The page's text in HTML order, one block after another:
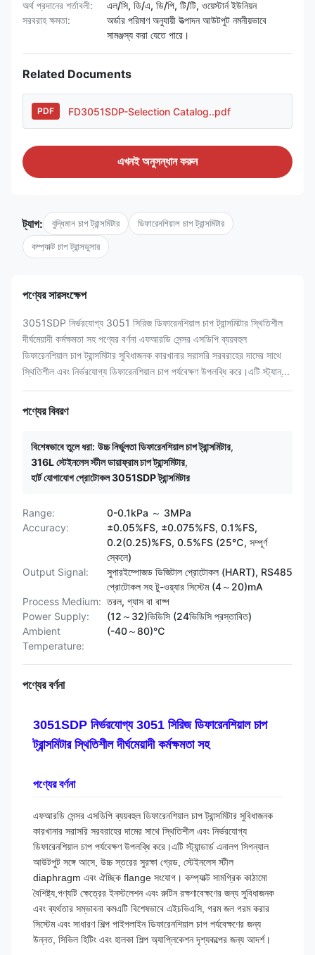
অর্থ প্রদানের শর্তাবলী:
এল/সি, ডি/এ, ডি/পি, টি/টি, ওয়েস্টার্ন ইউনিয়ন
সরবরাহ ক্ষমতা:
অর্ডার পরিমাণ অনুযায়ী উত্পাদন আউটপুট নমনীয়ভাবে
সামঞ্জস্য করা যেতে পারে।
Related Documents
PDF FD3051SDP-Selection Catalog..pdf
এখনই অনুসন্ধান করুন
ট্যাগ: বুদ্ধিমান চাপ ট্রান্সমিটার ডিফারেনশিয়াল চাপ ট্রান্সমিটার
কম্প্যাক্ট চাপ ট্রান্সডুসার
পণ্যের সারসংক্ষেপ
3051SDP নির্ভরযোগ্য 3051 সিরিজ ডিফারেনশিয়াল চাপ ট্রান্সমিটার স্থিতিশীল
দীর্ঘমেয়াদী কর্মক্ষমতা সহ পণ্যের বর্ণনা এফআরডি সেন্সর এসডিপি ব্যয়বহুল
ডিফারেনশিয়াল চাপ ট্রান্সমিটার সুবিধাজনক কারখানার সরাসরি সরবরাহের দামের সাথে
স্থিতিশীল এবং নির্ভরযোগ্য ডিফারেনশিয়াল চাপ পর্যবেক্ষণ উপলব্ধি করে।এটি স্ট্যান্...
পণ্যের বিবরণ
বিশেষভাবে তুলে ধরা: উচ্চ নির্ভুলতা ডিফারেনশিয়াল চাপ ট্রান্সমিটার,
316L স্টেইনলেস স্টীল ডায়াফ্রাম চাপ ট্রান্সমিটার,
হার্ট যোগাযোগ প্রোটোকল 3051SDP ট্রান্সমিটার
Range:
0-0.1kPa ～ 3MPa
Accuracy:
±0.05%FS, ±0.075%FS, 0.1%FS,
0.2(0.25)%FS, 0.5%FS (25℃, সম্পূর্ণ
স্কেলে)
Output Signal:
সুপারইম্পোজড ডিজিটাল প্রোটোকল (HART), RS485
প্রোটোকল সহ টু-ওয়্যার সিস্টেম (4～20)mA
Process Medium: তরল, গ্যাস বা বাষ্প
Power Supply:
(12～32)ভিডিসি (24ভিডিসি প্রস্তাবিত)
Ambient
Temperature:
(-40～80)℃
পণ্যের বর্ণনা
3051SDP নির্ভরযোগ্য 3051 সিরিজ ডিফারেনশিয়াল চাপ
ট্রান্সমিটার স্থিতিশীল দীর্ঘমেয়াদী কর্মক্ষমতা সহ
পণ্যের বর্ণনা
এফআরডি সেন্সর এসডিপি ব্যয়বহুল ডিফারেনশিয়াল চাপ ট্রান্সমিটার সুবিধাজনক
কারখানার সরাসরি সরবরাহের দামের সাথে স্থিতিশীল এবং নির্ভরযোগ্য
ডিফারেনশিয়াল চাপ পর্যবেক্ষণ উপলব্ধি করে।এটি স্ট্যান্ডার্ড এনালগ সিগন্যাল
আউটপুট সঙ্গে আসে, উচ্চ স্তরের সুরক্ষা গ্রেড, স্টেইনলেস স্টীল
diaphragm এবং ঐচ্ছিক flange সংযোগ। কম্প্যাক্ট সামগ্রিক কাঠামো
বৈশিষ্ট্য,পণ্যটি ক্ষেত্রের ইনস্টলেশন এবং রুটিন রক্ষণাবেক্ষণের জন্য সুবিধাজনক
এবং ব্যর্থতার সম্ভাবনা কমএটি বিশেষভাবে এইচভিএসি, গরম জল গরম করার
সিস্টেম এবং সাধারণ শিল্প পাইপলাইন ডিফারেনশিয়াল চাপ পর্যবেক্ষণের জন্য
উন্নত, সিভিল হিটিং এবং হালকা শিল্প অ্যাপ্লিকেশন দৃশ্যকল্পের জন্য আদর্শ।